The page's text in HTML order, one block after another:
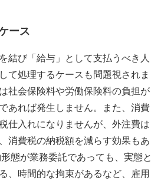
ース
結び「給与」として支払うべき人
て処理するケースも問題視されま
社会保険料や労働保険料の負担が
あれば発生しません。また、消費
仕入れになりませんが、外注費は
消費税の納税額を減らす効果もあ
態が業務委託であっても、実態と
、時間的な拘束があるなど、雇用